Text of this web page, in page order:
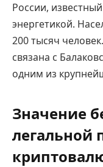
России,
энергетикой.
200 тысяч
связана с
одним из
Значение
легальной